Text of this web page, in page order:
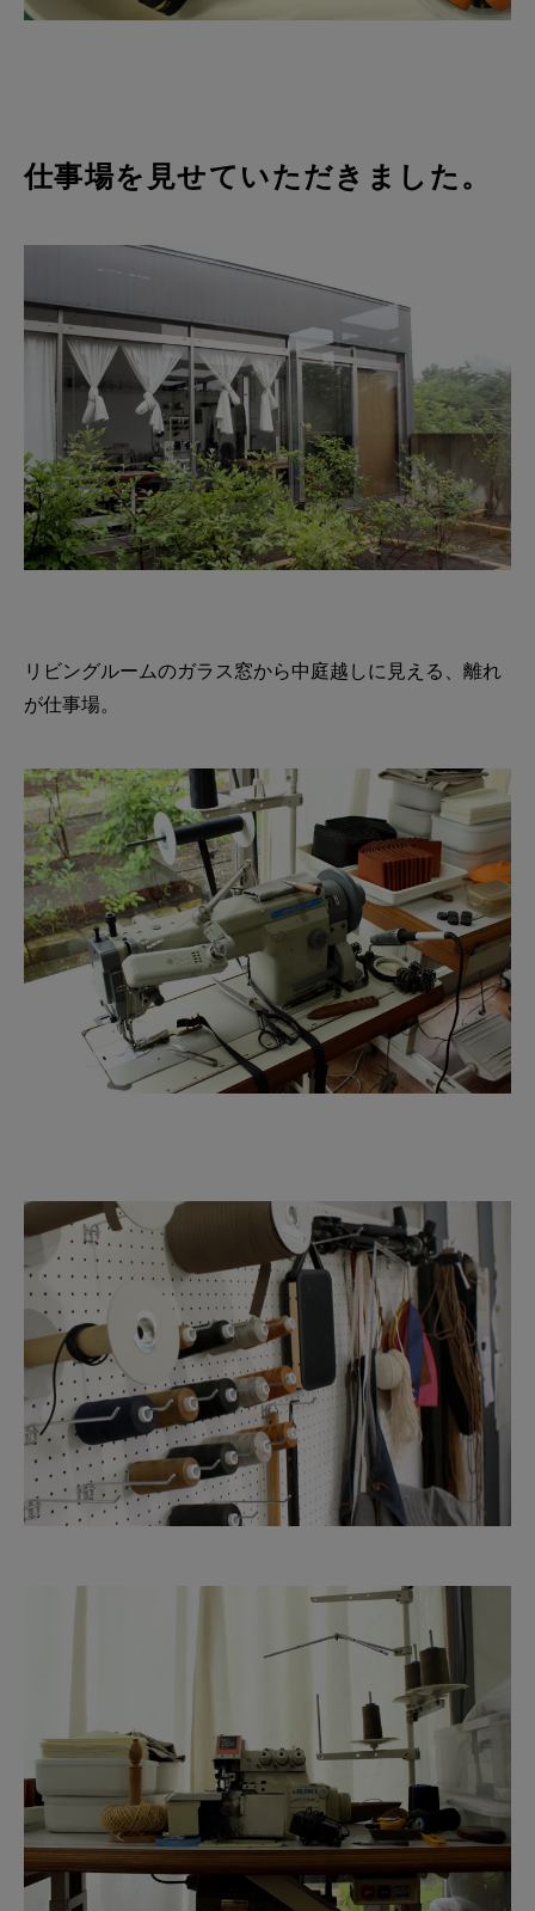
仕事場を見せていただきました。
リビングルームのガラス窓から中庭越しに見える、離れ
が仕事場。